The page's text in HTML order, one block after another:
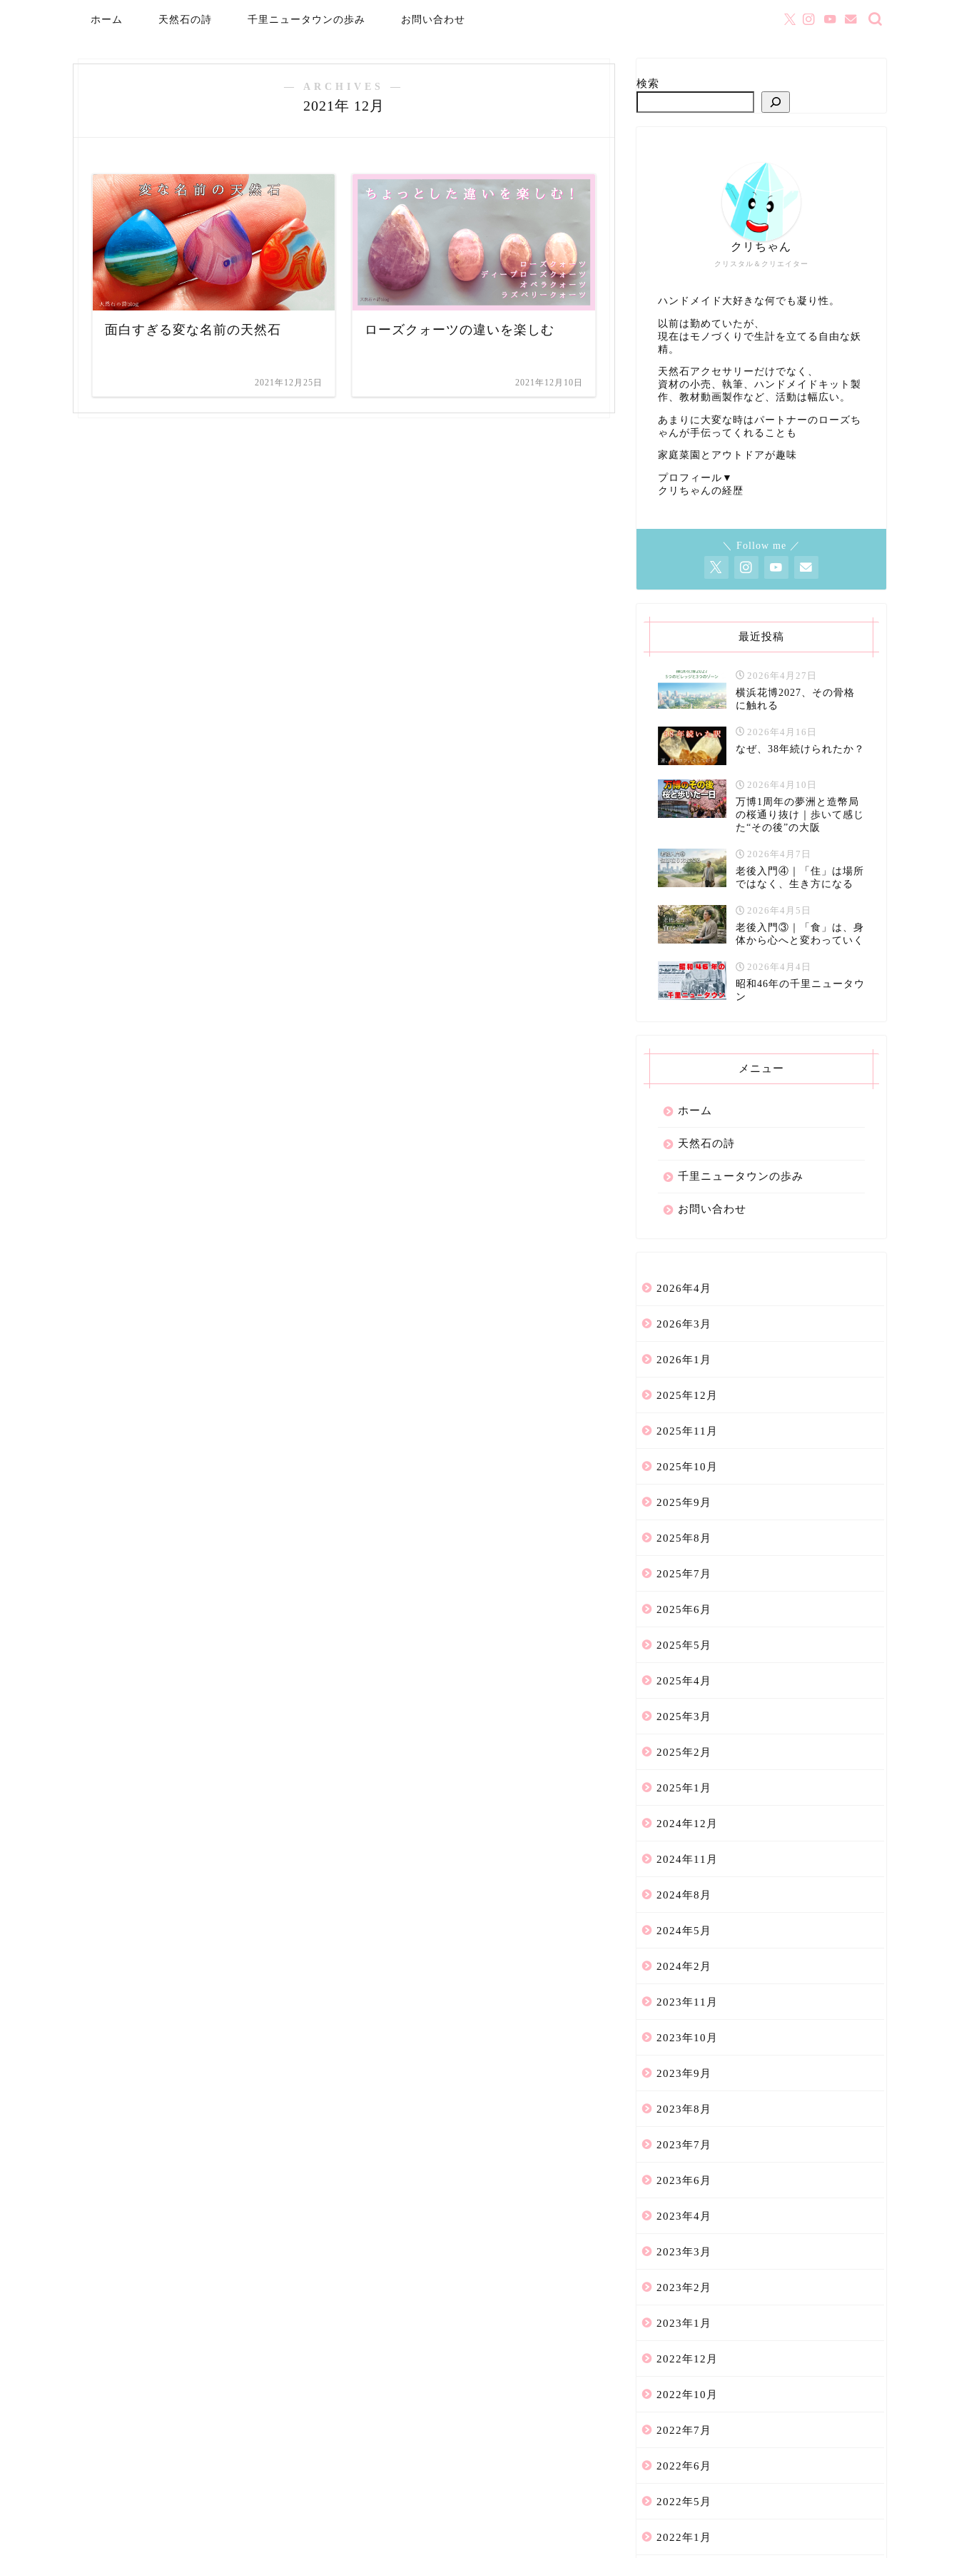
ホーム 天然石の詩 千里ニュータウンの歩み お問い合わせ
― ARCHIVES ―
2021年 12月
面白すぎる変な名前の天然石
2021年12月25日
ローズクォーツの違いを楽しむ
2021年12月10日
検索
クリスタル＆クリエイター
クリちゃん
ハンドメイド大好きな何でも凝り性。
以前は勤めていたが、
現在はモノづくりで生計を立てる自由な妖
精。
天然石アクセサリーだけでなく、
資材の小売、執筆、ハンドメイドキット製
作、教材動画製作など、活動は幅広い。
あまりに大変な時はパートナーのローズち
ゃんが手伝ってくれることも
家庭菜園とアウトドアが趣味
プロフィール▼
クリちゃんの経歴
＼ Follow me ／
最近投稿
2026年4月27日
横浜花博2027、その骨格
に触れる
2026年4月16日
なぜ、38年続けられたか？
2026年4月10日
万博1周年の夢洲と造幣局
の桜通り抜け｜歩いて感じ
た“その後”の大阪
2026年4月7日
老後入門④｜「住」は場所
ではなく、生き方になる
2026年4月5日
老後入門③｜「食」は、身
体から心へと変わっていく
2026年4月4日
昭和46年の千里ニュータウ
ン
メニュー
ホーム
天然石の詩
千里ニュータウンの歩み
お問い合わせ
2026年4月
2026年3月
2026年1月
2025年12月
2025年11月
2025年10月
2025年9月
2025年8月
2025年7月
2025年6月
2025年5月
2025年4月
2025年3月
2025年2月
2025年1月
2024年12月
2024年11月
2024年8月
2024年5月
2024年2月
2023年11月
2023年10月
2023年9月
2023年8月
2023年7月
2023年6月
2023年4月
2023年3月
2023年2月
2023年1月
2022年12月
2022年10月
2022年7月
2022年6月
2022年5月
2022年1月